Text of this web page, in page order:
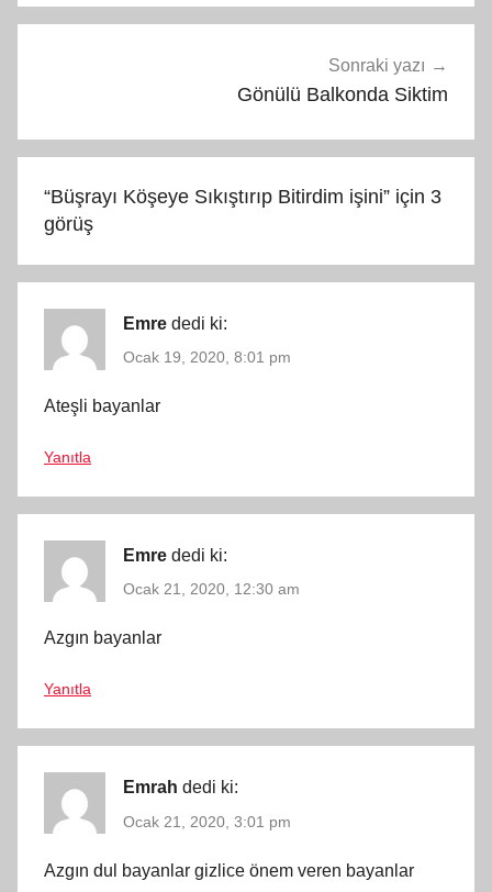
Sonraki yazı
Gönülü Balkonda Siktim
“Büşrayı Köşeye Sıkıştırıp Bitirdim işini” için 3
görüş
Emre dedi ki:
Ocak 19, 2020, 8:01 pm
Ateşli bayanlar
Yanıtla
Emre dedi ki:
Ocak 21, 2020, 12:30 am
Azgın bayanlar
Yanıtla
Emrah dedi ki:
Ocak 21, 2020, 3:01 pm
Azgın dul bayanlar gizlice önem veren bayanlar